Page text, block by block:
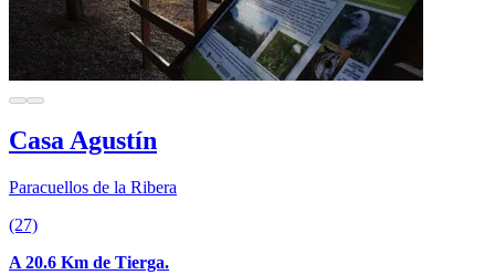
Casa Agustín
Paracuellos de la Ribera
(27)
A 20.6 Km de Tierga.